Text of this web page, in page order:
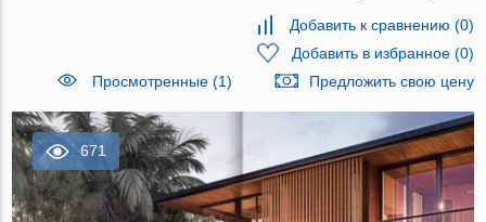
Добавить к сравнению (0)
Добавить в избранное(0)
Просмотренные (1)
Предложить свою цену
671